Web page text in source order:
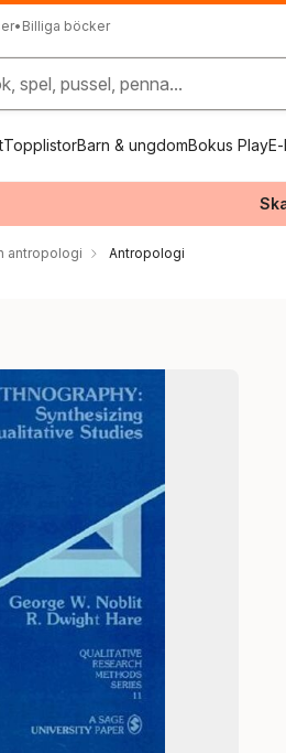
• Billiga böcker
spel, pussel, penna...
TopplistorBarn & ungdomBokus Play
antropologi Antropologi